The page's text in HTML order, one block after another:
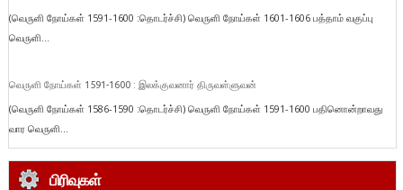
(வெருளி நோய்கள் 1591-1600 :தொடர்ச்சி) வெருளி நோய்கள் 1601-1606 பத்தாம் வகுப்பு
வெருளி...
வெருளி நோய்கள் 1591-1600 : இலக்குவனார் திருவள்ளுவன்
(வெருளி நோய்கள் 1586-1590 :தொடர்ச்சி) வெருளி நோய்கள் 1591-1600 பதினொன்றாவது
வார வெருளி...
பிரிவுகள்